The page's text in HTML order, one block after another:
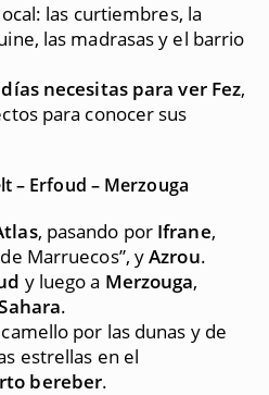
las curtiembres, la
las madrasas y el barrio
necesitas para ver Fez,
para conocer sus
– Erfoud – Merzouga
, pasando por Ifrane,
Marruecos”, yAzrou.
y luego a Merzouga,
.
por las dunas y de
estrellas en el
bereber.